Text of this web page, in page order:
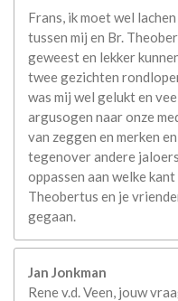
Frans, ik moet wel
tussen mij en Br.
geweest en lekker
twee gezichten
was mij wel gelukt en
argusogen naar onze
van zeggen en merken
tegenover andere
oppassen aan welke
Theobertus en je
gegaan.
Jan Jonkman
Rene v.d. Veen, jouw